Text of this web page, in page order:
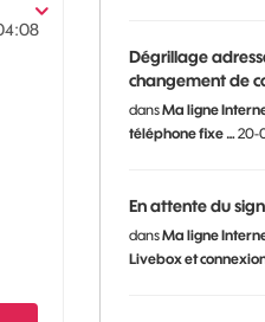
Dégrillage
changement de
dansMa ligne
téléphone fixe …20-
En attente du
dansMa ligne
Livebox et